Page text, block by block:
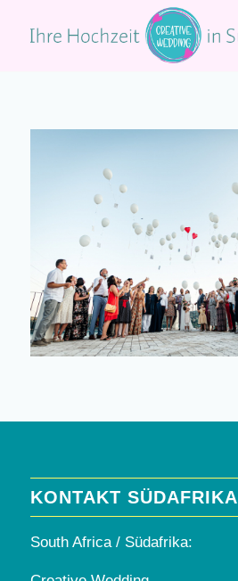
KONTAKT SÜDAFRIKA
South Africa / Südafrika: